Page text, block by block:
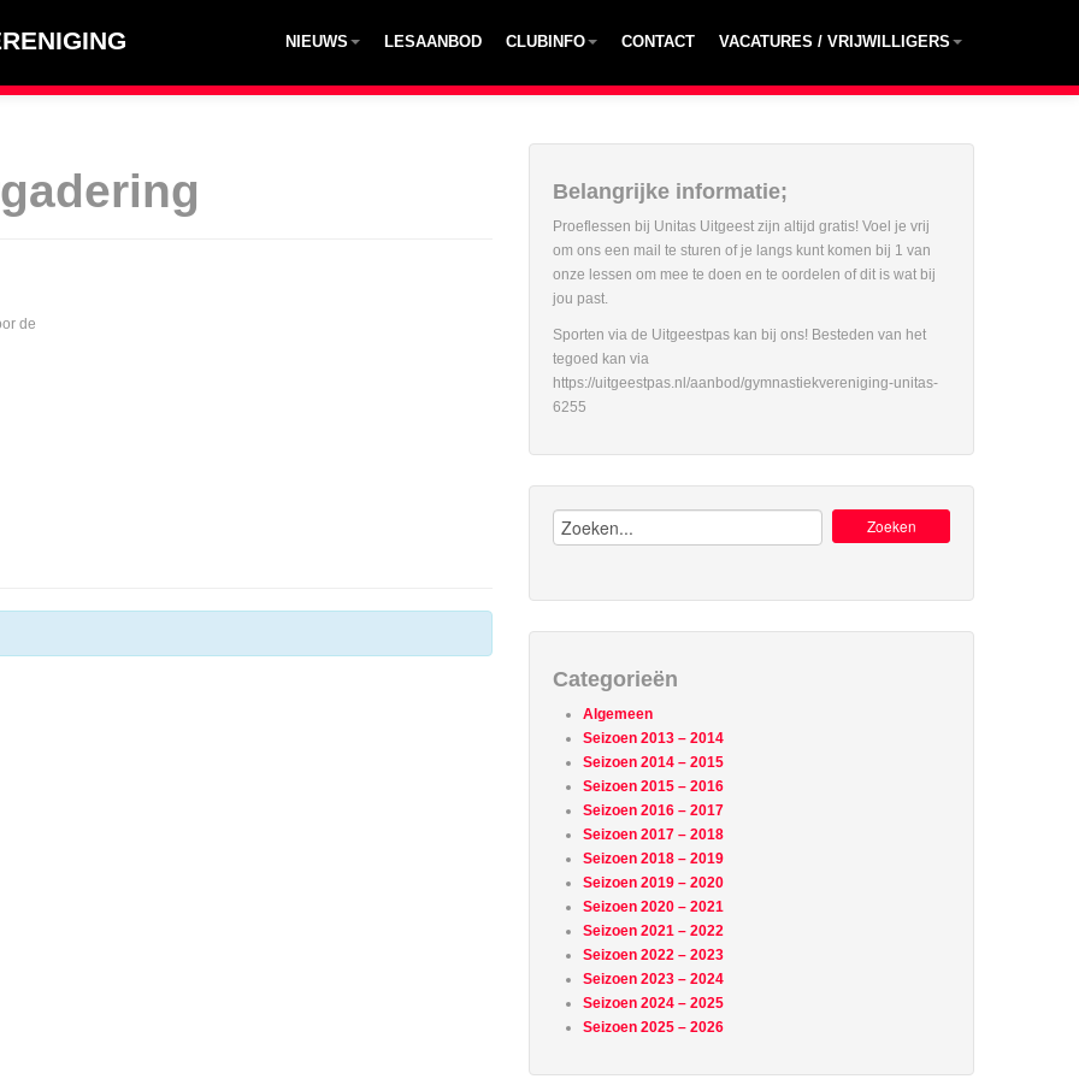
NIEUWS LESAANBOD CLUBINFO CONTACT VACATURES / VRIJWILLIGERS
de
Belangrijke informatie;
Proeflessen bij Unitas Uitgeest zijn altijd gratis! Voel je vrij
om ons een mail te sturen of je langs kunt komen bij 1 van
onze lessen om mee te doen en te oordelen of dit is wat bij
jou past.
Sporten via de Uitgeestpas kan bij ons! Besteden van het
tegoed kan via
https://uitgeestpas.nl/aanbod/gymnastiekvereniging-unitas-
6255
Zoeken:
Categorieën
Algemeen
Seizoen 2013 – 2014
Seizoen 2014 – 2015
Seizoen 2015 – 2016
Seizoen 2016 – 2017
Seizoen 2017 – 2018
Seizoen 2018 – 2019
Seizoen 2019 – 2020
Seizoen 2020 – 2021
Seizoen 2021 – 2022
Seizoen 2022 – 2023
Seizoen 2023 – 2024
Seizoen 2024 – 2025
Seizoen 2025 – 2026